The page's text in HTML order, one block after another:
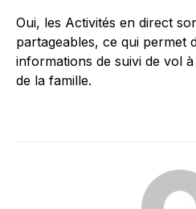
Oui, les Activités en direct
partageables, ce qui permet
informations de suivi de vol
de la famille.